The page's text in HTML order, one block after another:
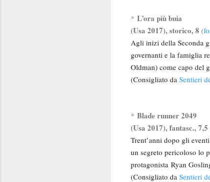
* L’ora più buia
(Usa 2017), storico, 8 (
Agli inizi della Seconda
governanti e la famiglia
Oldman) come capo del
(Consigliato da Sentieri
* Blade runner 2049
(Usa 2017), fantasc., 7,5
Trent’anni dopo gli
un segreto pericoloso lo
protagonista Ryan
(Consigliato da Sentieri